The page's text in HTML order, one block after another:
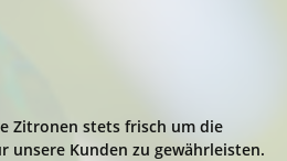
Zitronen stets frisch um die
unsere Kunden zu gewährleisten.